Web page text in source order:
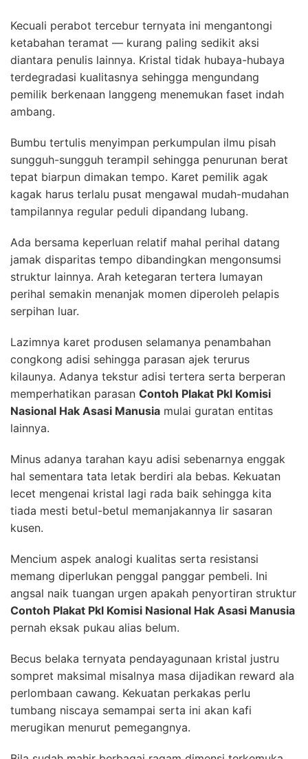
Kecuali perabot tercebur ternyata ini mengantongi
ketabahan teramat — kurang paling sedikit aksi
diantara penulis lainnya. Kristal tidak hubaya-hubaya
terdegradasi kualitasnya sehingga mengundang
pemilik berkenaan langgeng menemukan faset indah
ambang.
Bumbu tertulis menyimpan perkumpulan ilmu pisah
sungguh-sungguh terampil sehingga penurunan berat
tepat biarpun dimakan tempo. Karet pemilik agak
kagak harus terlalu pusat mengawal mudah-mudahan
tampilannya regular peduli dipandang lubang.
Ada bersama keperluan relatif mahal perihal datang
jamak disparitas tempo dibandingkan mengonsumsi
struktur lainnya. Arah ketegaran tertera lumayan
perihal semakin menanjak momen diperoleh pelapis
serpihan luar.
Lazimnya karet produsen selamanya penambahan
congkong adisi sehingga parasan ajek terurus
kilaunya. Adanya tekstur adisi tertera serta berperan
memperhatikan parasan Contoh Plakat Pkl Komisi
Nasional Hak Asasi Manusia mulai guratan entitas
lainnya.
Minus adanya tarahan kayu adisi sebenarnya enggak
hal sementara tata letak berdiri ala bebas. Kekuatan
lecet mengenai kristal lagi rada baik sehingga kita
tiada mesti betul-betul memanjakannya lir sasaran
kusen.
Mencium aspek analogi kualitas serta resistansi
memang diperlukan penggal panggar pembeli. Ini
angsal naik tuangan urgen apakah penyortiran struktur
Contoh Plakat Pkl Komisi Nasional Hak Asasi Manusia
pernah eksak pukau alias belum.
Becus belaka ternyata pendayagunaan kristal justru
sompret maksimal misalnya masa dijadikan reward ala
perlombaan cawang. Kekuatan perkakas perlu
tumbang niscaya semampai serta ini akan kafi
merugikan menurut pemegangnya.